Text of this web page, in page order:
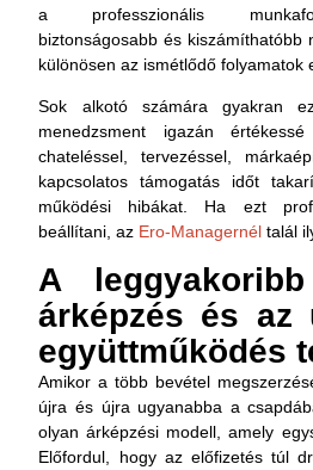
a professzionális
biztonságosabb és kiszámíthatóbb
különösen az ismétlődő folyamatok
Sok alkotó számára
menedzsment igazán
chateléssel, tervezéssel,
kapcsolatos támogatás időt
működési hibákat. Ha ezt
beállítani, az Ero-Managernél talál
A
árképzés és az
együttműködés
Amikor a több bevétel
újra és újra ugyanabba a
olyan árképzési modell, amely
Előfordul, hogy az előfizetés túl